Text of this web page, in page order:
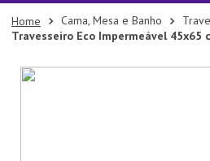
Cama, Mesa e Banho
Travesseiro Eco Impermeável 45x65
Termos mais buscados
1º
Panelas
2º
Pratos